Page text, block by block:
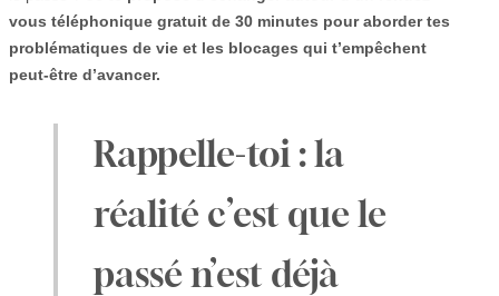
vous téléphonique gratuit de 30 minutes pour aborder tes
problématiques de vie et les blocages qui t’empêchent
peut-être d’avancer.
Rappelle-toi : la
réalité c’est que le
passé n’est déjà